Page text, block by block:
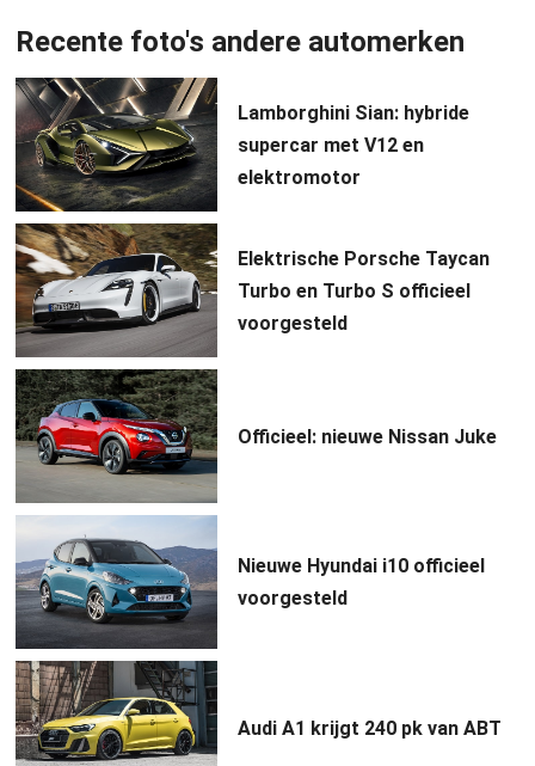
Recente foto's andere automerken
Lamborghini Sian: hybride
supercar met V12 en
elektromotor
Elektrische Porsche Taycan
Turbo en Turbo S officieel
voorgesteld
Officieel: nieuwe Nissan Juke
Nieuwe Hyundai i10 officieel
voorgesteld
Audi A1 krijgt 240 pk van ABT